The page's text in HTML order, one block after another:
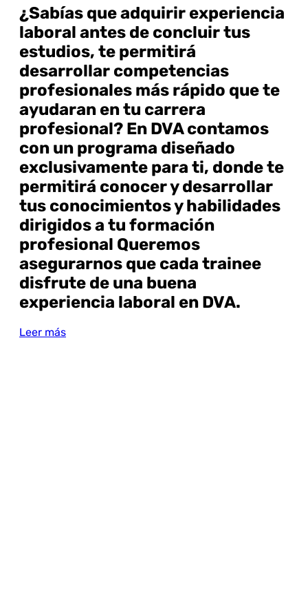
¿Sabías que adquirir experiencia
laboral antes de concluir tus
estudios, te permitirá
desarrollar competencias
profesionales más rápido que te
ayudaran en tu carrera
profesional? En DVA contamos
con un programa diseñado
exclusivamente para ti, donde te
permitirá conocer y desarrollar
tus conocimientos y habilidades
dirigidos a tu formación
profesional Queremos
asegurarnos que cada trainee
disfrute de una buena
experiencia laboral en DVA.
Leer más